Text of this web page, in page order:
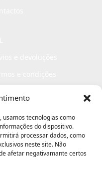
usamos tecnologias como
do dispositivo.
processar dados, como
neste site. Não
afetar negativamante certos
de elogios